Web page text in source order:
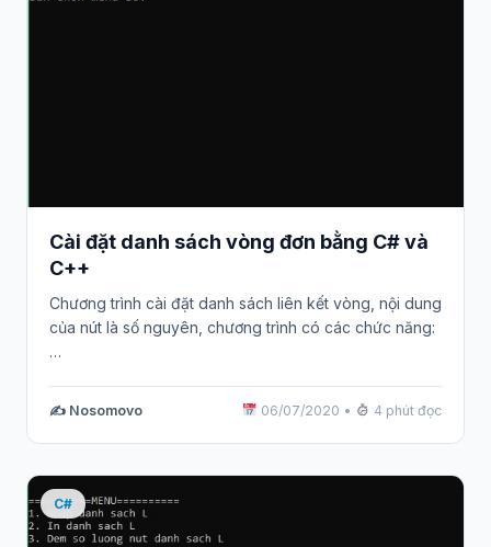
Cài đặt danh sách vòng đơn bằng C# và
C++
Chương trình cài đặt danh sách liên kết vòng, nội dung
của nút là số nguyên, chương trình có các chức năng:
…
✍️ Nosomovo 06/07/2020 • 4 phút đọc
C#